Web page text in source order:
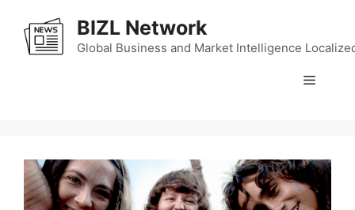
content
BIZL Network
Global Business and Market Intelligence
Menu